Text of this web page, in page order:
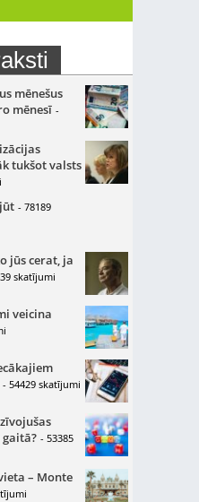
mēnešus
mēnesī -
tukšot valsts
- 78189
jūs cerat, ja
skatījumi
veicina
- 54429 skatījumi
gaitā? - 53385
– Monte